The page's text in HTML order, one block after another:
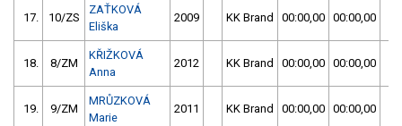
17. 10/ZS
ZAŤKOVÁ
Eliška
2009 KK Brand 00:00,00 00:00,00
18. 8/ZM
KŘIŽKOVÁ
Anna
2012 KK Brand 00:00,00 00:00,00
19. 9/ZM
MRŮZKOVÁ
Marie
2011 KK Brand 00:00,00 00:00,00